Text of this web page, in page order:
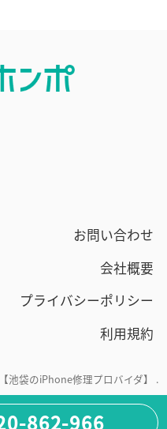
お問い合わせ
会社概要
プライバシーポリシー
利用規約
池袋のiPhone修理プロバイダ】 .
862-966